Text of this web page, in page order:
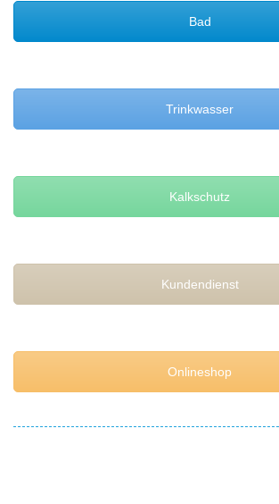
Bad
Trinkwasser
Kalkschutz
Kundendienst
Onlineshop